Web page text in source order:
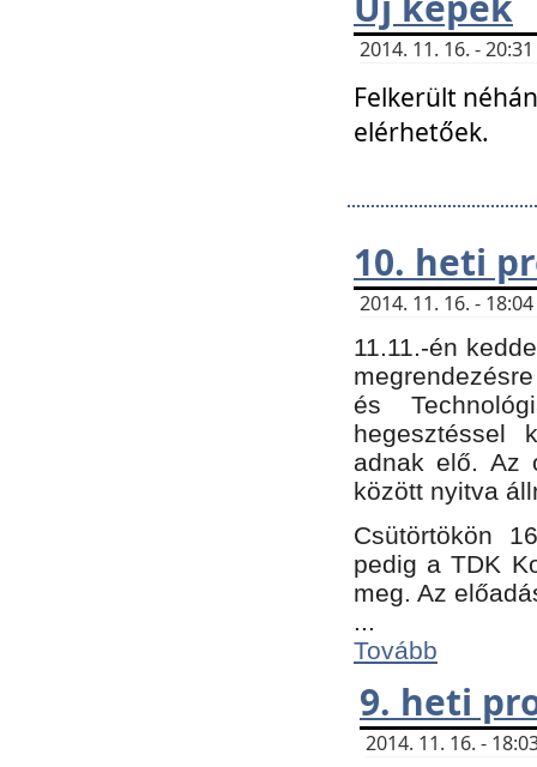
2014. 11. 16. -
Felkerült
elérhetőek.
10. heti
2014. 11. 16. -
11.11.-én
és
hegesztéssel
adnak elő. Az
között nyitva
Csütörtökön
pedig a TDK
meg. Az
...
Tovább
9. heti
2014. 11. 16. -